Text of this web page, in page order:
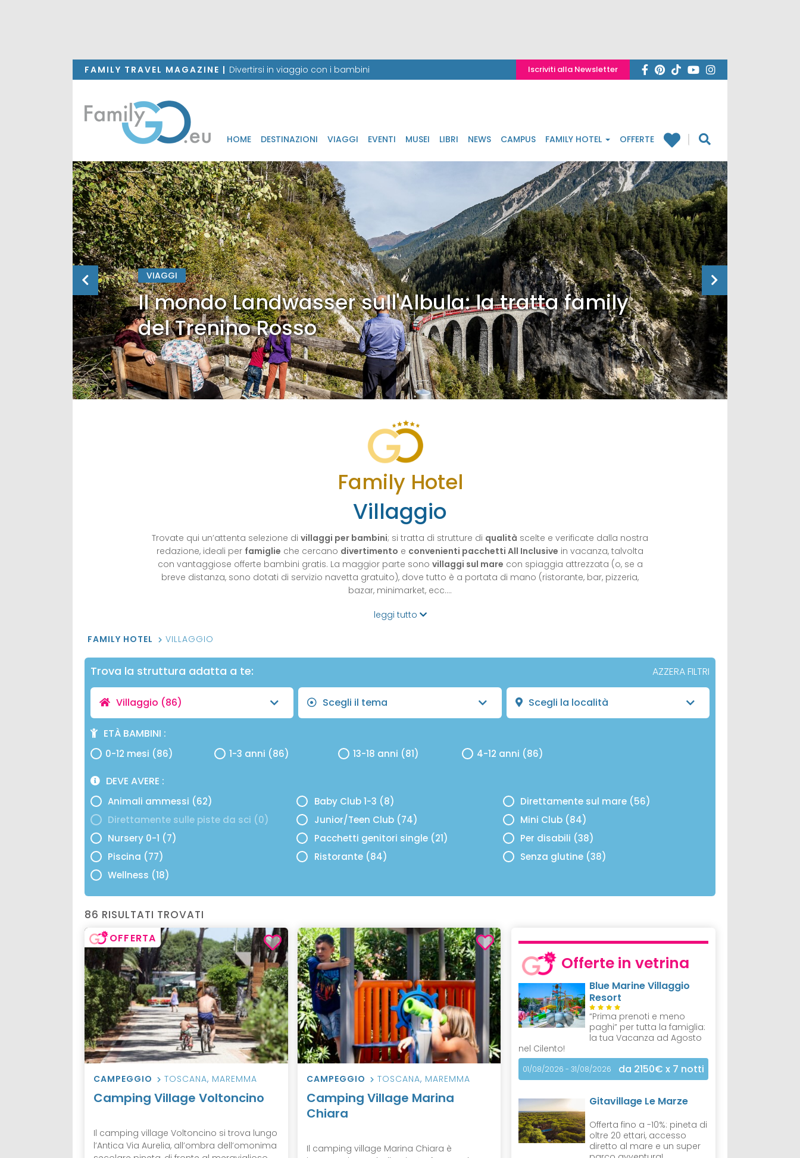
FAMILY TRAVEL MAGAZINE | Divertirsi in viaggio con i bambini Iscriviti alla Newsletter
HOME DESTINAZIONI VIAGGI EVENTI MUSEI LIBRI NEWS CAMPUS FAMILY HOTEL OFFERTE
VIAGGI
Il mondo Landwasser sull'Albula: la tratta family
del Trenino Rosso
Family Hotel
Villaggio
Trovate qui un’attenta selezione di villaggi per bambini; si tratta di strutture di qualità scelte e verificate dalla nostra
redazione, ideali per famiglie che cercano divertimento e convenienti pacchetti All Inclusive in vacanza, talvolta
con vantaggiose offerte bambini gratis. La maggior parte sono villaggi sul mare con spiaggia attrezzata (o, se a
breve distanza, sono dotati di servizio navetta gratuito), dove tutto è a portata di mano (ristorante, bar, pizzeria,
bazar, minimarket, ecc.…
leggi tutto
FAMILY HOTEL VILLAGGIO
Trova la struttura adatta a te: AZZERA FILTRI
Villaggio (86) Scegli il tema Scegli la località
ETÀ BAMBINI
0-12 mesi (86) 1-3 anni (86) 13-18 anni (81) 4-12 anni (86)
DEVE AVERE
Animali ammessi (62) Baby Club 1-3 (8)
Direttamente sul mare (56)
Direttamente sulle piste da sci (0)
Junior/Teen Club (74)
Mini Club (84)
Nursery 0-1 (7)
Pacchetti genitori single (21)
Per disabili (38)
Piscina (77)
Ristorante (84)
Senza glutine (38)
Wellness (18)
86 RISULTATI TROVATI
OFFERTA
CAMPEGGIO TOSCANA, MAREMMA
Camping Village Voltoncino
Il camping village Voltoncino si trova lungo
l’Antica Via Aurelia, all’ombra dell’omonima
CAMPEGGIO TOSCANA, MAREMMA
Camping Village Marina
Chiara
Il camping village Marina Chiara è
Offerte in vetrina
Blue Marine Villaggio
Resort
“Prima prenoti e meno
paghi” per tutta la famiglia:
la tua Vacanza ad Agosto
nel Cilento!
01/08/2026 - 31/08/2026 da 2150€ x 7 notti
Gitavillage Le Marze
Offerta fino a -10%: pineta di
oltre 20 ettari, accesso
diretto al mare e un super